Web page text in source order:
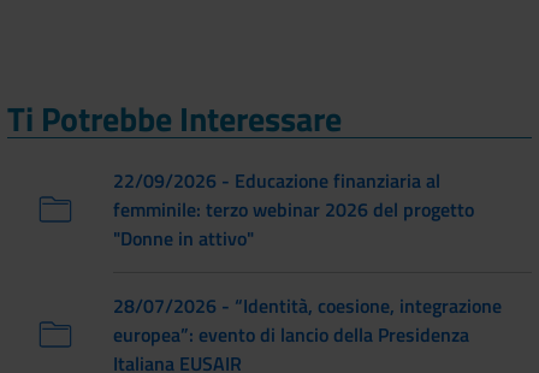
Ti Potrebbe Interessare
22/09/2026 - Educazione finanziaria al
femminile: terzo webinar 2026 del progetto
"Donne in attivo"
28/07/2026 - “Identità, coesione, integrazione
europea”: evento di lancio della Presidenza
Italiana EUSAIR